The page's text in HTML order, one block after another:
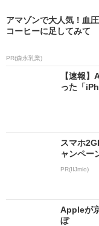
アマゾンで大人気！血
コーヒーに足してみて
PR(森永乳業)
【速報
った「
スマホ
ャンペー
PR(IIJmio)
Appleが
ぼ